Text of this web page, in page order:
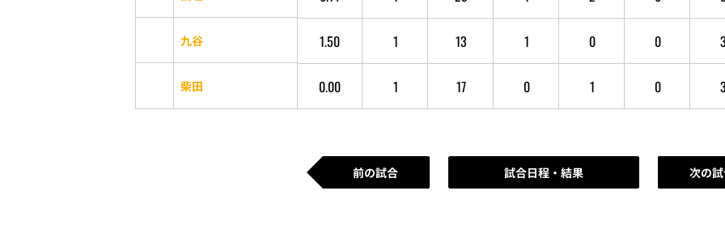
九谷 1.50 1 13 1 0 0 3
柴田 0.00 1 17 0 1 0 3
前の試合 試合日程・結果 次の